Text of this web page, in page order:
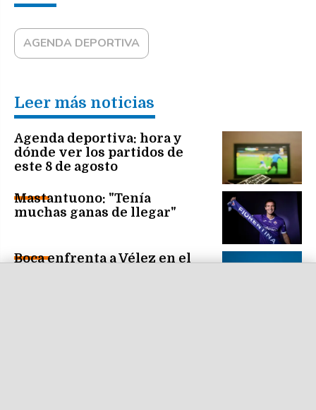
AGENDA DEPORTIVA
Leer más noticias
Agenda deportiva: hora y
dónde ver los partidos de
este 8 de agosto
Mastantuono: "Tenía
muchas ganas de llegar"
Boca enfrenta a Vélez en el